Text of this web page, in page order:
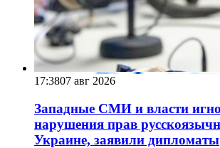
17:3807 авг 2026
Западные СМИ и власти
нарушения прав
Украине, заявили дипломаты